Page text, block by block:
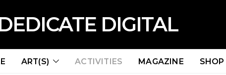
DIGITAL
ART(S) ACTIVITIES MAGAZINE SHOP